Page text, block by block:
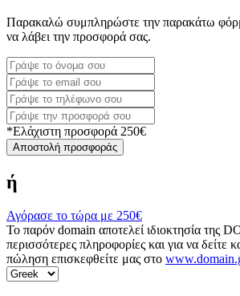
Παρακαλώ συμπληρώστε την παρακάτω
να λάβει την προσφορά σας.
*Ελάχιστη προσφορά 250€
Αποστολή προσφοράς
ή
Αγόρασε το τώρα με 250€
Το παρόν domain αποτελεί ιδιοκτησία της
περισσότερες πληροφορίες και για να δείτε
πώληση επισκεφθείτε μας στο